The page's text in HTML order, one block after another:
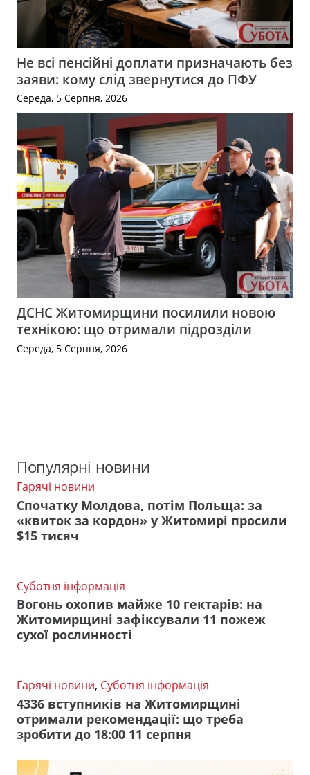
Не всі пенсійні доплати призначають без
заяви: кому слід звернутися до ПФУ
Середа, 5 Серпня, 2026
ДСНС Житомирщини посилили новою
технікою: що отримали підрозділи
Середа, 5 Серпня, 2026
Популярні новини
Гарячі новини
Спочатку Молдова, потім Польща: за
«квиток за кордон» у Житомирі просили
$15 тисяч
Суботня інформація
Вогонь охопив майже 10 гектарів: на
Житомирщині зафіксували 11 пожеж
сухої рослинності
Гарячі новини, Суботня інформація
4336 вступників на Житомирщині
отримали рекомендації: що треба
зробити до 18:00 11 серпня